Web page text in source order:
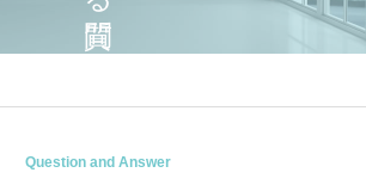
換気扇
洗面所
横浜市太田町
Question and Answer